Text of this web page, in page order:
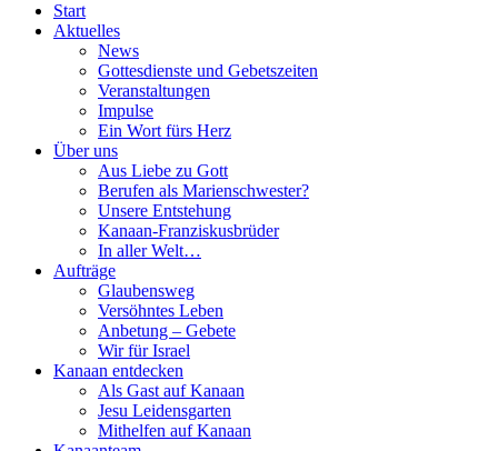
Start
Aktuelles
News
Gottesdienste und Gebetszeiten
Veranstaltungen
Impulse
Ein Wort fürs Herz
Über uns
Aus Liebe zu Gott
Berufen als Marienschwester?
Unsere Entstehung
Kanaan-Franziskusbrüder
In aller Welt…
Aufträge
Glaubensweg
Versöhntes Leben
Anbetung – Gebete
Wir für Israel
Kanaan entdecken
Als Gast auf Kanaan
Jesu Leidensgarten
Mithelfen auf Kanaan